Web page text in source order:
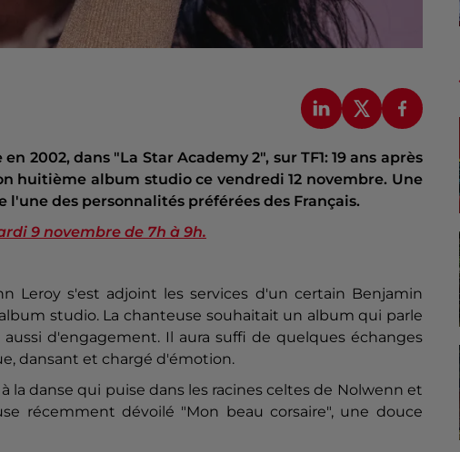
2002, dans "La Star Academy 2", sur TF1: 19 ans après
huitième album studio ce vendredi 12 novembre. Une
des personnalités préférées des Français.
9 novembre de 7h à 9h.
Leroy s'est adjoint les services d'un certain Benjamin
studio. La chanteuse souhaitait un album qui parle
d'engagement. Il aura suffi de quelques échanges
dansant et chargé d'émotion.
la danse qui puise dans les racines celtes de Nolwenn et
récemment dévoilé "Mon beau corsaire", une douce